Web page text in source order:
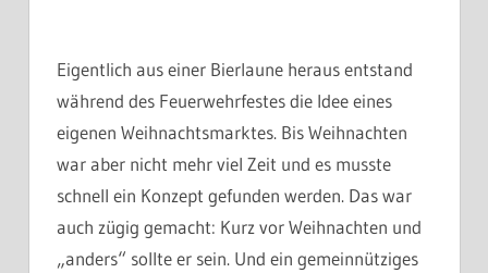
Eigentlich aus einer Bierlaune heraus entstand
während des Feuerwehrfestes die Idee eines
eigenen Weihnachtsmarktes. Bis Weihnachten
war aber nicht mehr viel Zeit und es musste
schnell ein Konzept gefunden werden. Das war
auch zügig gemacht: Kurz vor Weihnachten und
„anders“ sollte er sein. Und ein gemeinnütziges